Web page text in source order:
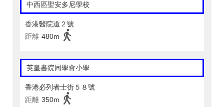
中西區聖安多尼學校
香港醫院道２號
距離 480m
英皇書院同學會小學
香港必列者士街５８號
距離 350m